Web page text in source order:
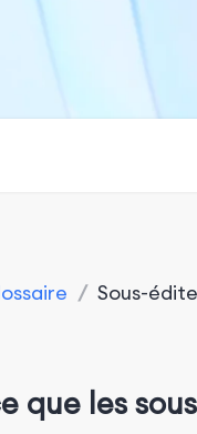
/ Sous-
que les